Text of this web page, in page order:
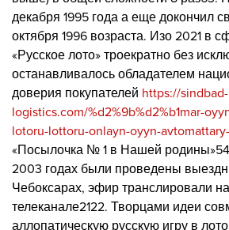
декабря 1995 года а еще докончил
октября 1996 возраста. Изо 2021 в
«Русское лото» троекратно без
останавливалось обладателем
доверия покупателей https://sindbad-
logistics.com/%d2%9b%d2%b1mar-
lotoru-lottoru-onlayn-oyyn-
«Посылочка № 1 в Нашей
2003 годах были проведены
Чебоксарах, эфир транслировали
телеканале2122. Творцами идеи
аллопатическую русскую игру в